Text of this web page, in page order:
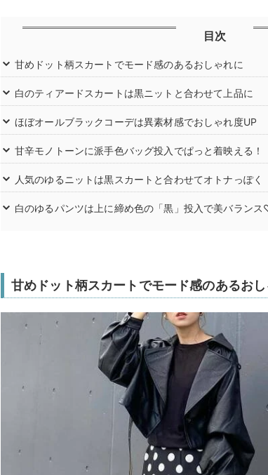
目次
甘めドット柄スカートでモード感のあるおしゃれに
白のティアードスカートは黒ニットと合わせて上品に
ほぼオールブラックコーデは異素材感でおしゃれ度UP
甘辛モノトーンに派手色バッグ投入でぱっと着映える！
人気のゆるニットは黒スカートと合わせてオトナっぽく
白のゆるパンツは上に締め色の「黒」投入で美バラン
甘めドット柄スカートでモード感のあるお